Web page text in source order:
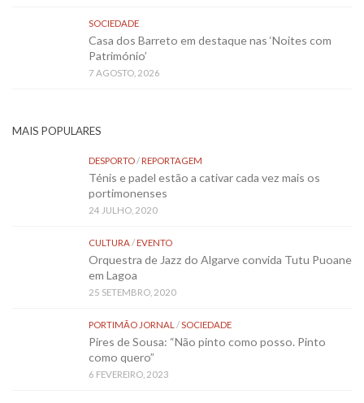
SOCIEDADE
Casa dos Barreto em destaque nas ‘Noites com
Património’
7 AGOSTO, 2026
MAIS POPULARES
DESPORTO/REPORTAGEM
Ténis e padel estão a cativar cada vez mais os
portimonenses
24 JULHO, 2020
CULTURA/EVENTO
Orquestra de Jazz do Algarve convida Tutu Puoane
em Lagoa
25 SETEMBRO, 2020
PORTIMÃO JORNAL /SOCIEDADE
Pires de Sousa: “Não pinto como posso. Pinto
como quero”
6 FEVEREIRO, 2023